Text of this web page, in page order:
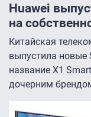
Huawei
на
Китайская
выпустила новые
название X1
дочерним